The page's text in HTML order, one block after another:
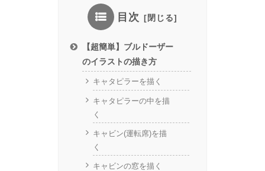
目次
【超簡単】ブルドーザー
のイラストの描き方
キャタピラーを描く
キャタピラーの中を描
く
キャビン(運転席)を描
く
キャビンの窓を描く